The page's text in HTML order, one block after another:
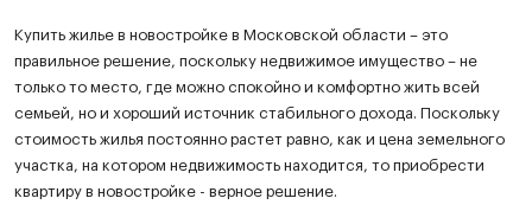
Купить жилье в новостройке в Московской области – это
правильное решение, поскольку недвижимое имущество – не
только то место, где можно спокойно и комфортно жить всей
семьей, но и хороший источник стабильного дохода. Поскольку
стоимость жилья постоянно растет равно, как и цена земельного
участка, на котором недвижимость находится, то приобрести
квартиру в новостройке - верное решение.